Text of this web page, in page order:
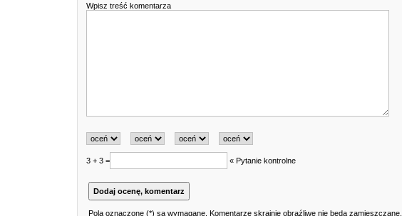
Wpisz treść komentarza
3 + 3 = « Pytanie kontrolne
Pola oznaczone (*) są wymagane. Komentarze skrajnie obraźliwe nie będą zamieszczane.